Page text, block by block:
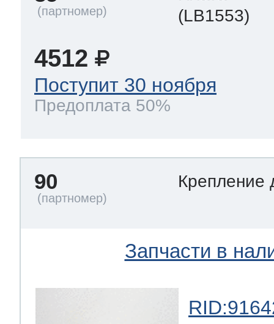
(LB1553)
4512
Поступит 30 ноября
Предоплата 50%
90 Крепление
Запчасти в